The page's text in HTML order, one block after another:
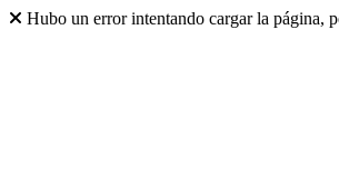
Hubo un error intentando cargar la página,